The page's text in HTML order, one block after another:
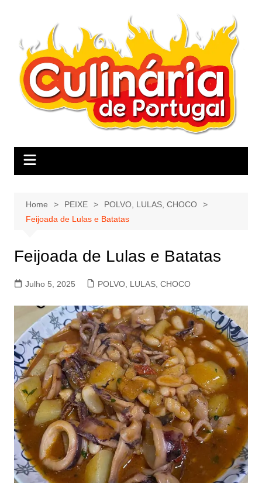
Home PEIXE
POLVO, LULAS, CHOCO
Feijoada de Lulas e Batatas
Feijoada de Lulas e Batatas
Julho 5, 2025 POLVO, LULAS, CHOCO